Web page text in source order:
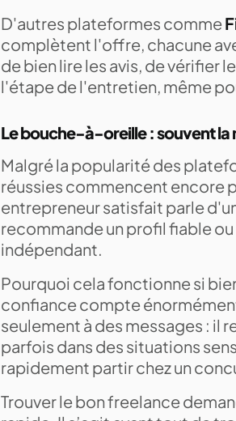
D'autres plateformes comme
complètent l'offre, chacune
de bien lire les avis, de vérifier
l'étape de l'entretien, même
Le bouche-à-oreille : souvent la
Malgré la popularité des
réussies commencent encore
entrepreneur satisfait parle
recommande un profil fiable
indépendant.
Pourquoi cela fonctionne si
confiance compte
seulement à des messages : il
parfois dans des situations
rapidement partir chez un
Trouver le bon freelance